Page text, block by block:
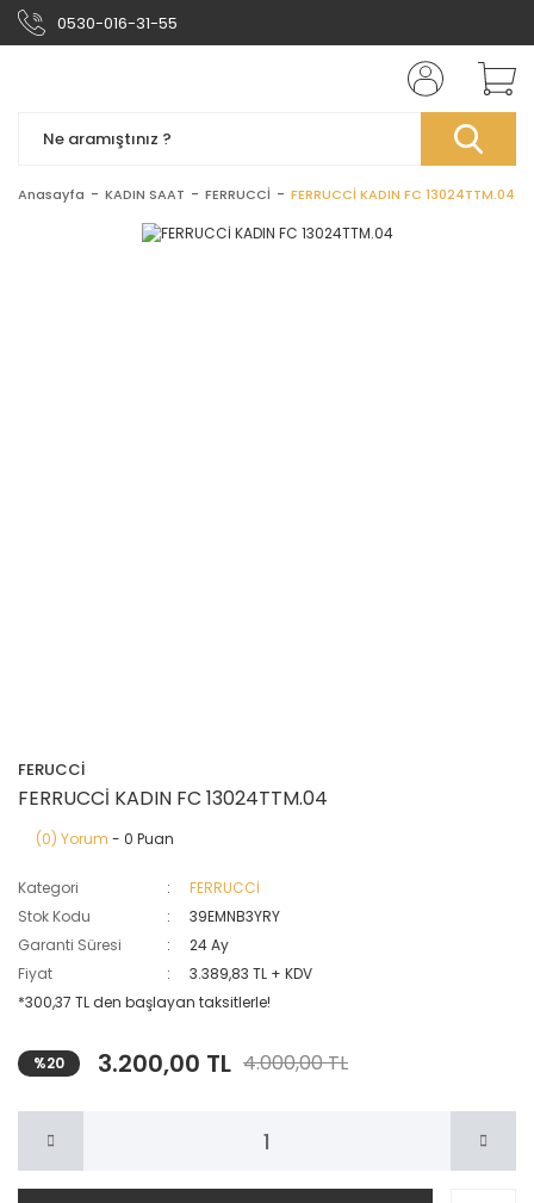
0530-016-31-55
Anasayfa KADIN SAAT FERRUCCİ FERRUCCİ KADIN FC 13024TTM.04
FERUCCİ
FERRUCCİ KADIN FC 13024TTM.04
(0) Yorum - 0 Puan
Kategori
FERRUCCİ
Stok Kodu
39EMNB3YRY
Garanti Süresi
24 Ay
Fiyat
3.389,83 TL + KDV
*300,37 TL den başlayan taksitlerle!
%20 3.200,00 TL 4.000,00 TL